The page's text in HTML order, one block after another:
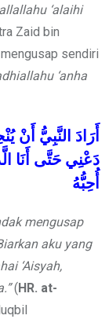
‘alaihi
Zaid bin
sendiri
‘anha
أَرَادَ النَّبِيُّ أَنْ
دَعْنِي حَتَّى أَنَا
أُحِبُّهُ
mengusap
aku yang
‘Aisyah,
(HR. at-